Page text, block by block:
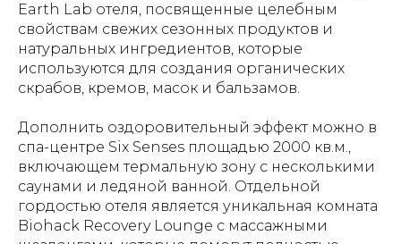
Earth Lab отеля, посвященные целебным
свойствам свежих сезонных продуктов и
натуральных ингредиентов, которые
используются для создания органических
скрабов, кремов, масок и бальзамов.
Дополнить оздоровительный эффект можно в
спа-центре Six Senses площадью 2000 кв.м.,
включающем термальную зону с несколькими
саунами и ледяной ванной. Отдельной
гордостью отеля является уникальная комната
Biohack Recovery Lounge с массажными